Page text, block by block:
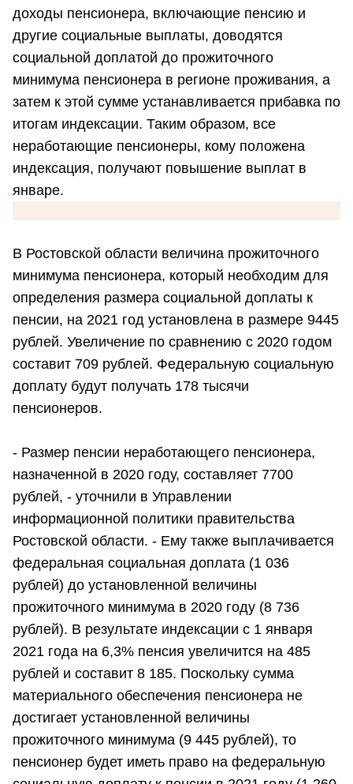
доходы пенсионера, включающие пенсию и
другие социальные выплаты, доводятся
социальной доплатой до прожиточного
минимума пенсионера в регионе проживания, а
затем к этой сумме устанавливается прибавка по
итогам индексации. Таким образом, все
неработающие пенсионеры, кому положена
индексация, получают повышение выплат в
январе.
В Ростовской области величина прожиточного
минимума пенсионера, который необходим для
определения размера социальной доплаты к
пенсии, на 2021 год установлена в размере 9445
рублей. Увеличение по сравнению с 2020 годом
составит 709 рублей. Федеральную социальную
доплату будут получать 178 тысячи
пенсионеров.
- Размер пенсии неработающего пенсионера,
назначенной в 2020 году, составляет 7700
рублей, - уточнили в Управлении
информационной политики правительства
Ростовской области. - Ему также выплачивается
федеральная социальная доплата (1 036
рублей) до установленной величины
прожиточного минимума в 2020 году (8 736
рублей). В результате индексации с 1 января
2021 года на 6,3% пенсия увеличится на 485
рублей и составит 8 185. Поскольку сумма
материального обеспечения пенсионера не
достигает установленной величины
прожиточного минимума (9 445 рублей), то
пенсионер будет иметь право на федеральную